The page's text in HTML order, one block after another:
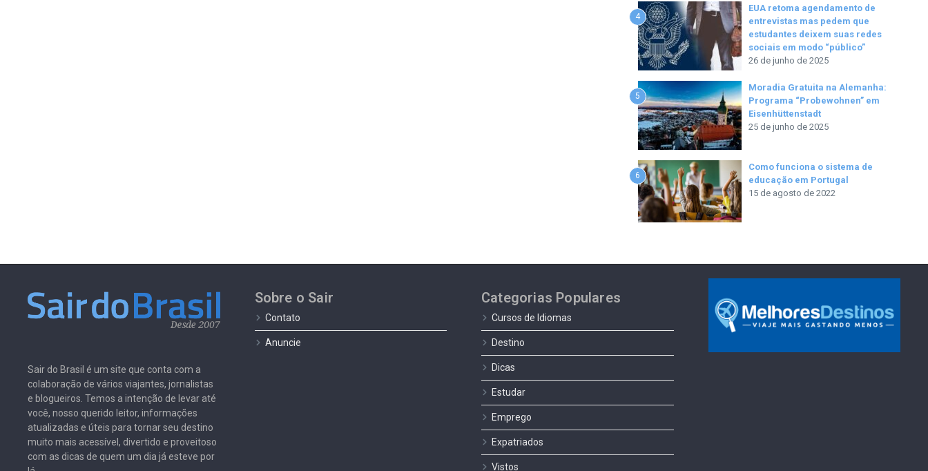
4
EUA retoma agendamento de
entrevistas mas pedem que
estudantes deixem suas redes
sociais em modo “público”
26 de junho de 2025
5
Moradia Gratuita na Alemanha:
Programa “Probewohnen” em
Eisenhüttenstadt
25 de junho de 2025
6
Como funciona o sistema de
educação em Portugal
15 de agosto de 2022
Sair do Brasil é um site que conta com a
colaboração de vários viajantes, jornalistas
e blogueiros. Temos a intenção de levar até
você, nosso querido leitor, informações
atualizadas e úteis para tornar seu destino
muito mais acessível, divertido e proveitoso
com as dicas de quem um dia já esteve por
Sobre o Sair
Contato
Anuncie
Categorias Populares
Cursos de Idiomas
Destino
Dicas
Estudar
Emprego
Expatriados
Vistos